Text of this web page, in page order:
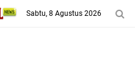
Sabtu, 8 Agustus 2026